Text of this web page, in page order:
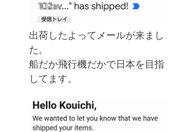
出荷したよってメールが来まし
た。
船だか飛行機だかで日本を目指
してます。